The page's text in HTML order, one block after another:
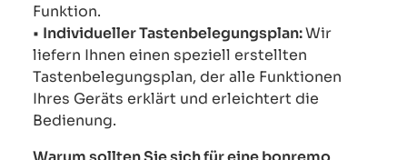
Funktion.
• Individueller Tastenbelegungsplan:Wir
liefern Ihnen einen speziell erstellten
Tastenbelegungsplan, der alle Funktionen
Ihres Geräts erklärt und erleichtert die
Bedienung.